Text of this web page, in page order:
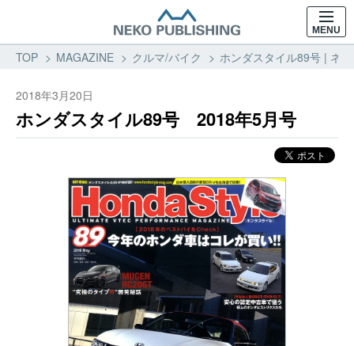
MENU
TOP MAGAZINE クルマ/バイク ホンダスタイル89号 | ネ
2018年3月20日
ホンダスタイル89号 2018年5月号